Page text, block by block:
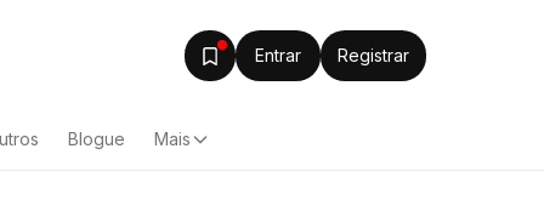
Entrar Registrar
Blogue Mais